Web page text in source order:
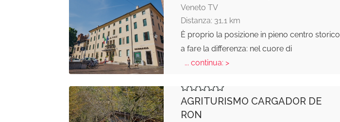
Veneto TV
Distanza: 31,1 km
È proprio la posizione in pieno centro storico
a fare la differenza: nel cuore di
... continua: >
AGRITURISMO CARGADOR DE
RON